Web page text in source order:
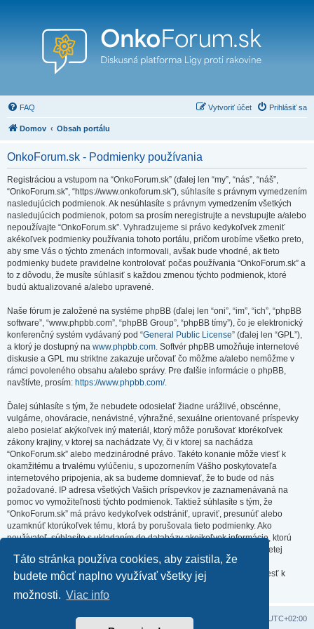
Táto stránka používa cookies, aby zaistila, že
budete môcť naplno využívať všetky jej
možnosti. Viac info
FAQ Prihlásiť sa
Vytvoriť účet
Domov Obsah portálu
OnkoForum.sk - Podmienky používania
Registráciou a vstupom na “OnkoForum.sk” (ďalej len “my”, “nás”, “náš”,
“OnkoForum.sk”, “https://www.onkoforum.sk”), súhlasíte s právnym vymedzením
nasledujúcich podmienok. Ak nesúhlasíte s právnym vymedzením všetkých
nasledujúcich podmienok, potom sa prosím neregistrujte a nevstupujte a/alebo
nepoužívajte “OnkoForum.sk”. Vyhradzujeme si právo kedykoľvek zmeniť
akékoľvek podmienky používania tohoto portálu, pričom urobíme všetko preto,
aby sme Vás o týchto zmenách informovali, avšak bude vhodné, ak tieto
podmienky budete pravidelne kontrolovať počas používania “OnkoForum.sk” a
to z dôvodu, že musíte súhlasiť s každou zmenou týchto podmienok, ktoré
budú aktualizované a/alebo upravené.
Naše fórum je založené na systéme phpBB (ďalej len “oni”, “im”, “ich”, “phpBB
software”, “www.phpbb.com”, “phpBB Group”, “phpBB tímy”), čo je elektronický
konferenčný systém vydávaný pod “General Public License” (ďalej len “GPL”),
a ktorý je dostupný na www.phpbb.com. Softvér phpBB umožňuje internetové
diskusie a GPL mu striktne zakazuje určovať čo môžme a/alebo nemôžme v
rámci povoleného obsahu a/alebo správy. Pre ďalšie informácie o phpBB,
navštívte, prosím: https://www.phpbb.com/.
Ďalej súhlasíte s tým, že nebudete odosielať žiadne urážlivé, obscénne,
vulgárne, ohováracie, nenávistné, výhražné, sexuálne orientované príspevky
alebo posielať akýkoľvek iný materiál, ktorý môže porušovať ktorékoľvek
zákony krajiny, v ktorej sa nachádzate Vy, či v ktorej sa nachádza
“OnkoForum.sk” alebo medzinárodné právo. Takéto konanie môže viesť k
okamžitému a trvalému vylúčeniu, s upozornením Vášho poskytovateľa
internetového pripojenia, ak sa budeme domnievať, že to bude od nás
požadované. IP adresa všetkých Vašich príspevkov je zaznamenávaná na
pomoc vo vymožiteľnosti týchto podmienok. Taktiež súhlasíte s tým, že
“OnkoForum.sk” má právo kedykoľvek odstrániť, upraviť, presunúť alebo
uzamknúť ktorúkoľvek tému, ktorá by porušovala tieto podmienky. Ako
používateľ, súhlasíte s ukladaním do databázy akejkoľvek informácie, ktorú
vložíte. Hoci táto informácia nebude zverejnená/poskytnutá žiadnej tretej
strane bez Vášho súhlasu, ani “OnkoForum.sk” ani phpBB nenesú
zodpovednosť za akýkoľvek pokus o prienik (hacking), ktorý môže viesť k
Obsah portálu UTC+02:00